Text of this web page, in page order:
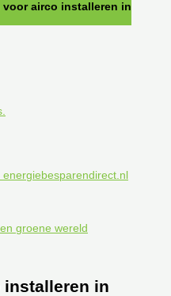
voor airco installeren in
installeren in